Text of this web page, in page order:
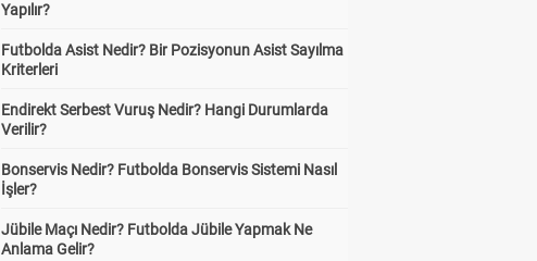
Yapılır?
Futbolda Asist Nedir? Bir Pozisyonun Asist Sayılma
Kriterleri
Endirekt Serbest Vuruş Nedir? Hangi Durumlarda
Verilir?
Bonservis Nedir? Futbolda Bonservis Sistemi Nasıl
İşler?
Jübile Maçı Nedir? Futbolda Jübile Yapmak Ne
Anlama Gelir?